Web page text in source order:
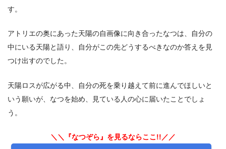
す。
アトリエの奥にあった天陽の自画像に向き合ったなつは、自分の
中にいる天陽と語り、自分がこの先どうするべきなのか答えを見
つけ出すのでした。
天陽ロスが広がる中、自分の死を乗り越えて前に進んでほしいと
いう願いが、なつを始め、見ている人の心に届いたことでしょ
う。
＼＼『なつぞら』を見るならここ!!／／